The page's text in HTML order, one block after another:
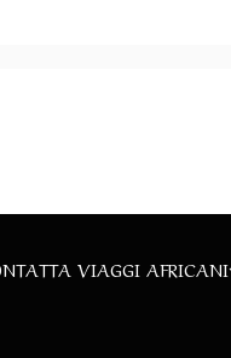
VIAGGI AFRICANI